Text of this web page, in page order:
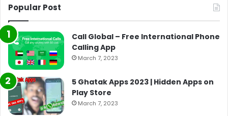
Popular Post
Call Global – Free International Phone
Calling App
March 7, 2023
5 Ghatak Apps 2023 | Hidden Apps on
Play Store
March 7, 2023